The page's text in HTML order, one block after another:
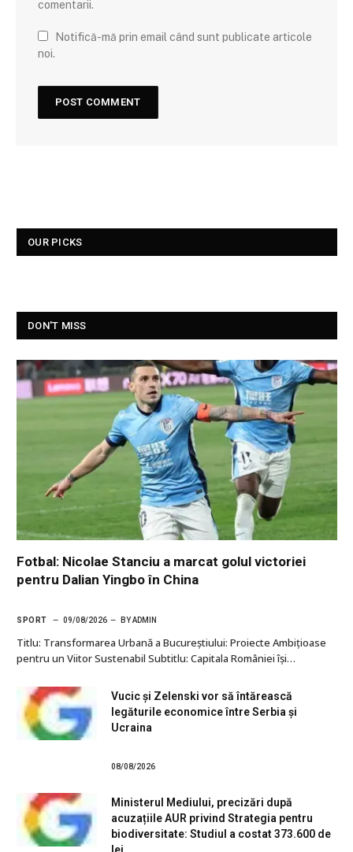
comentarii.
Notifică-mă prin email când sunt publicate articole
noi.
OUR PICKS
DON'T MISS
Fotbal: Nicolae Stanciu a marcat golul victoriei
pentru Dalian Yingbo în China
SPORT 09/08/2026 BY ADMIN
Titlu: Transformarea Urbană a Bucureștiului: Proiecte Ambițioase
pentru un Viitor Sustenabil Subtitlu: Capitala României își…
Vucic și Zelenski vor să întărească
legăturile economice între Serbia și
Ucraina
08/08/2026
Ministerul Mediului, precizări după
acuzațiile AUR privind Strategia pentru
biodiversitate: Studiul a costat 373.600 de